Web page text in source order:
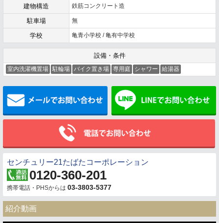
建物構造 鉄筋コンクリート造
駐車場 無
学校 亀青小学校 / 亀有中学校
設備・条件
室内洗濯機置場 駐輪場 バイク置き場 専用庭 シャワー 給湯器
メールでお問い合わせ
センチュリー21たばたコーポレーション
0120-360-201
携帯電話・PHSからは 03-3803-5377
紹介動画